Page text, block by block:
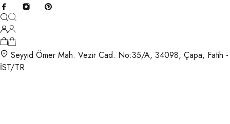
Seyyid Ömer Mah. Vezir Cad. No:35/A, 34098, Çapa, Fatih -
İST/TR